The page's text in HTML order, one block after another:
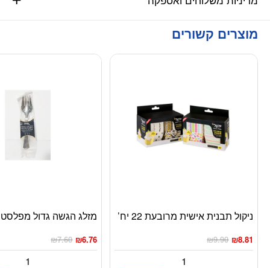
מוצרים קשורים
ניקול תבנית אישית מרובעת 22 יח’
₪9.90 ₪8.81
מזלג הגשה גדול
₪7.60 ₪6.76